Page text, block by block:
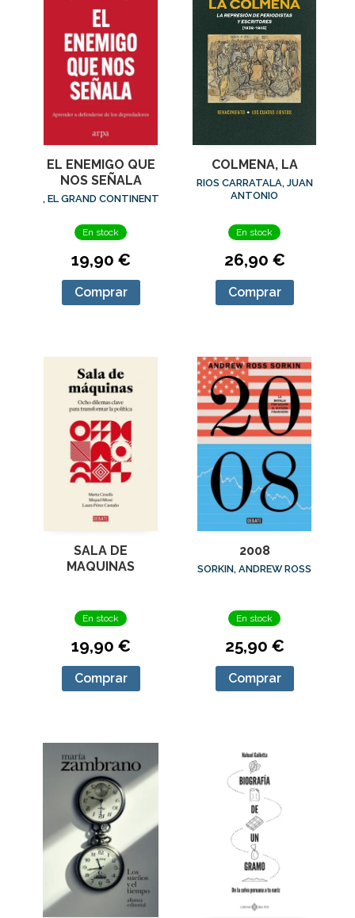
EL ENEMIGO QUE
NOS SEÑALA
, EL GRAND CONTINENT
En stock
19,90 €
Comprar
COLMENA, LA
RIOS CARRATALA, JUAN
ANTONIO
En stock
26,90 €
Comprar
SALA DE
MAQUINAS
En stock
19,90 €
Comprar
2008
SORKIN, ANDREW ROSS
En stock
25,90 €
Comprar